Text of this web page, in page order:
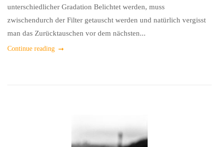
unterschiedlicher Gradation Belichtet werden, muss
zwischendurch der Filter getauscht werden und natürlich vergisst
man das Zurücktauschen vor dem nächsten...
Continue reading